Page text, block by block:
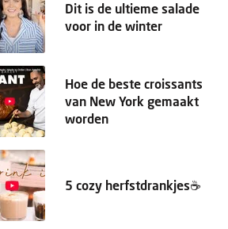
Dit is de ultieme salade
voor in de winter
Hoe de beste croissants
van New York gemaakt
worden
5 cozy herfstdrankjes☕️